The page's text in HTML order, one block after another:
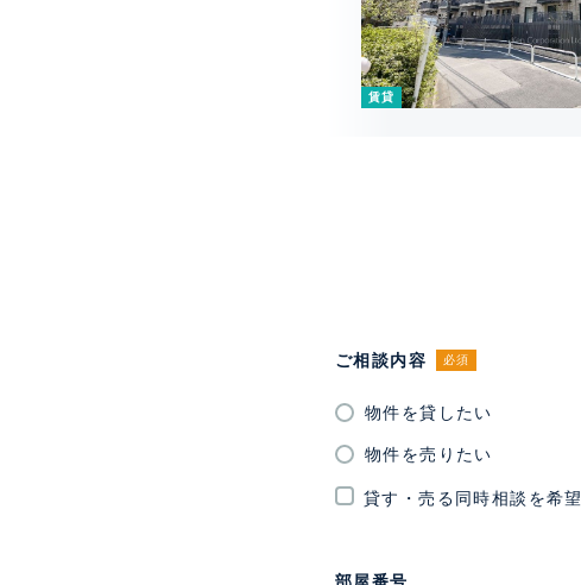
賃貸
ご相談内容 必須
物件を貸したい
物件を売りたい
貸す・売る同時相談を希望